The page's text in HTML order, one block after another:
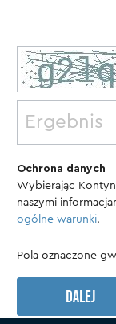
Ochrona danych
Wybierając
naszymi
ogólne warunki.
Pola oznaczone
DALEJ